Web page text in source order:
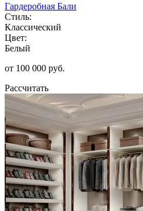
Гардеробная Бали
Стиль:
Классический
Цвет:
Белый
от 100 000 руб.
Рассчитать